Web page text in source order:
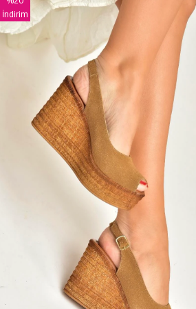
özenle tasarlanmış kadın dolgu topuk
hem de özel günler için ideal seçenekler
ayakkabılara kıyasla daha dengeli bir
ayak sağlığınızı korurken şıklığınızdan
elbiselerden şortlara kadar birçok farklı
klasik ve şık bir görünüm yaratmak isteyin,
şıklık katın!
İndirim
%20İndirim